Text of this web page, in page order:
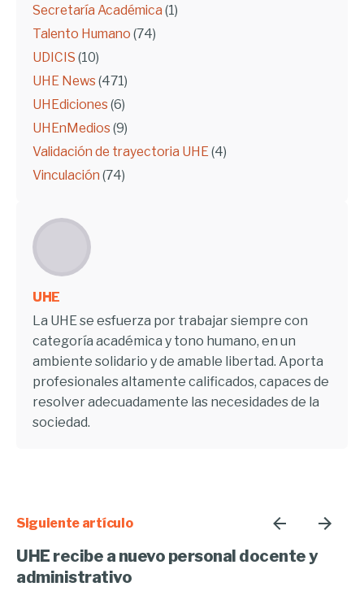
Secretaría Académica (1)
Talento Humano (74)
UDICIS (10)
UHE News (471)
UHEdiciones (6)
UHEnMedios (9)
Validación de trayectoria UHE(4)
Vinculación (74)
UHE
La UHE se esfuerza por trabajar siempre con
categoría académica y tono humano, en un
ambiente solidario y de amable libertad. Aporta
profesionales altamente calificados, capaces de
resolver adecuadamente las necesidades de la
sociedad.
Siguiente artículo
UHE recibe a nuevo personal docente y
administrativo